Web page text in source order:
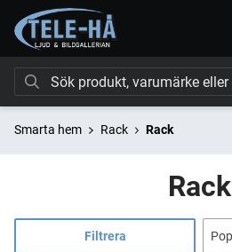
Smarta hem Rack Rack
Rack
Filtrera